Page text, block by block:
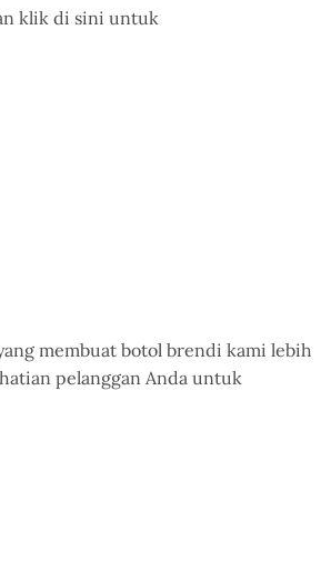
klik di sini untuk
membuat botol brendi kami lebih
pelanggan Anda untuk